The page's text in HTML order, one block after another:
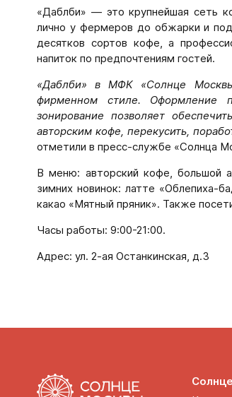
«Даблби» — это крупнейшая сеть
лично у фермеров до обжарки и
десятков сортов кофе, а
напиток по предпочтениям гостей.
«Даблби» в МФК «Солнце
фирменном стиле. Оформление
зонирование позволяет
авторским кофе, перекусить,
отметили в пресс-службе «Солнца
В меню: авторский кофе, большой
зимних новинок: латте «Облепиха-
какао «Мятный пряник». Также
Часы работы: 9:00-21:00.
Адрес: ул. 2-ая Останкинская, д.3